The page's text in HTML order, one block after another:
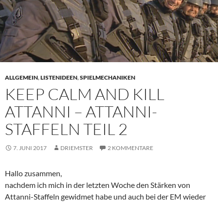
ALLGEMEIN,LISTENIDEEN,SPIELMECHANIKEN
KEEP CALM AND KILL
ATTANNI – ATTANNI-
STAFFELN TEIL 2
7. JUNI 2017 DRIEMSTER 2 KOMMENTARE
Hallo zusammen,
nachdem ich mich in der letzten Woche den Stärken von
Attanni-Staffeln gewidmet habe und auch bei der EM wieder